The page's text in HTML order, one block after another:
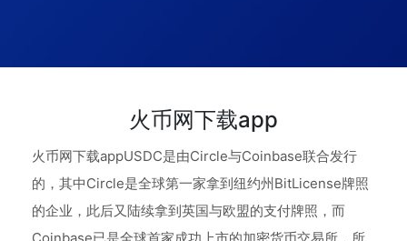
火币网下载app
火币网下载appUSDC是由Circle与Coinbase联合发行
的，其中Circle是全球第一家拿到纽约州BitLicense牌照
的企业，此后又陆续拿到英国与欧盟的支付牌照，而